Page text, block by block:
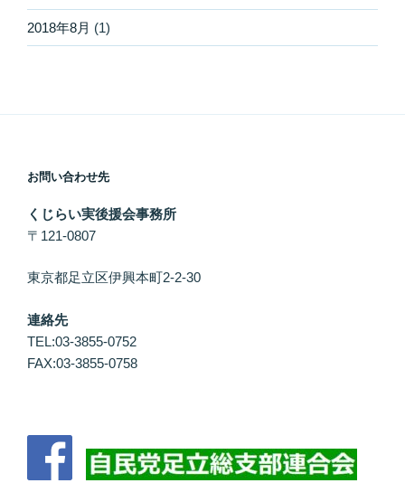
2018年8月 (1)
お問い合わせ先
くじらい実後援会事務所
〒121-0807
東京都足立区伊興本町2-2-30
連絡先
TEL:03-3855-0752
FAX:03-3855-0758